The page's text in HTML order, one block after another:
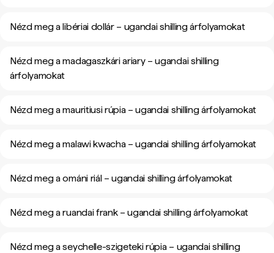
Nézd meg a libériai dollár – ugandai shilling árfolyamokat
Nézd meg a madagaszkári ariary – ugandai shilling
árfolyamokat
Nézd meg a mauritiusi rúpia – ugandai shilling árfolyamokat
Nézd meg a malawi kwacha – ugandai shilling árfolyamokat
Nézd meg a ománi riál – ugandai shilling árfolyamokat
Nézd meg a ruandai frank – ugandai shilling árfolyamokat
Nézd meg a seychelle-szigeteki rúpia – ugandai shilling